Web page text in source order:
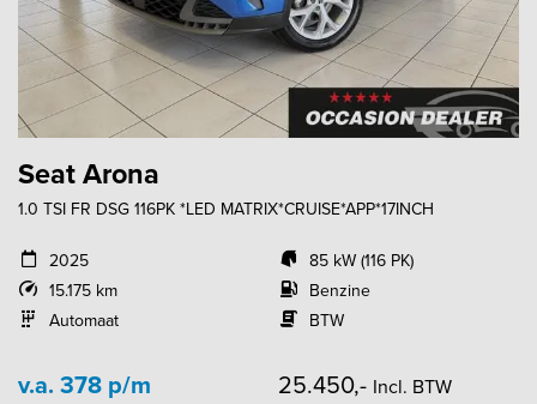
Seat Arona
1.0 TSI FR DSG 116PK *LED MATRIX*CRUISE*APP*17INCH
2025
15.175 km
Automaat
85 kW (116 PK)
Benzine
BTW
v.a. 378 p/m 25.450,- Incl. BTW